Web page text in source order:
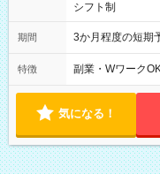
シフト制
期間 3か月程度の短期
特徴 副業・Wワーク
気になる！